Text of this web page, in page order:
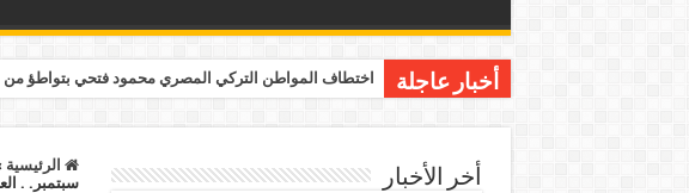
أخبار عاجلة اختطاف المواطن التركي المصري محمود فتحي بتواطؤ من
الرئيسية
سبتمبر. .
أخر الأخبار